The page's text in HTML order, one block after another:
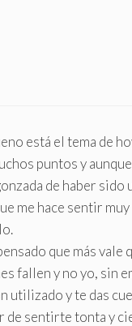
está el tema de
puntos y
de haber sido
me hace sentir
que más vale
fallen y no yo, sin
utilizado y te das
de sentirte tonta y